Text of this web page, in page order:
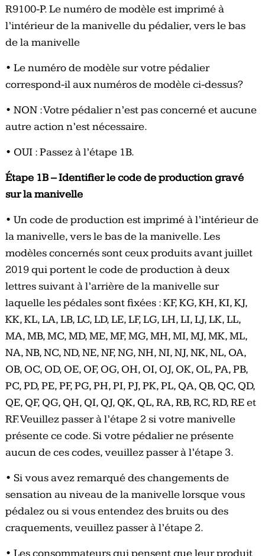
R9100-P. Le numéro de modèle est imprimé à
l’intérieur de la manivelle du pédalier, vers le bas
de la manivelle
• Le numéro de modèle sur votre pédalier
correspond-il aux numéros de modèle ci-dessus?
• NON : Votre pédalier n’est pas concerné et aucune
autre action n’est nécessaire.
• OUI : Passez à l’étape 1B.
Étape 1B – Identifier le code de production gravé
sur la manivelle
• Un code de production est imprimé à l’intérieur de
la manivelle, vers le bas de la manivelle. Les
modèles concernés sont ceux produits avant juillet
2019 qui portent le code de production à deux
lettres suivant à l’arrière de la manivelle sur
laquelle les pédales sont fixées : KF, KG, KH, KI, KJ,
KK, KL, LA, LB, LC, LD, LE, LF, LG, LH, LI, LJ, LK, LL,
MA, MB, MC, MD, ME, MF, MG, MH, MI, MJ, MK, ML,
NA, NB, NC, ND, NE, NF, NG, NH, NI, NJ, NK, NL, OA,
OB, OC, OD, OE, OF, OG, OH, OI, OJ, OK, OL, PA, PB,
PC, PD, PE, PF, PG, PH, PI, PJ, PK, PL, QA, QB, QC, QD,
QE, QF, QG, QH, QI, QJ, QK, QL, RA, RB, RC, RD, RE et
RF. Veuillez passer à l’étape 2 si votre manivelle
présente ce code. Si votre pédalier ne présente
aucun de ces codes, veuillez passer à l’étape 3.
• Si vous avez remarqué des changements de
sensation au niveau de la manivelle lorsque vous
pédalez ou si vous entendez des bruits ou des
craquements, veuillez passer à l’étape 2.
• Les consommateurs qui pensent que leur produit